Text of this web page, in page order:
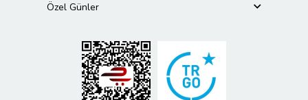
Özel Günler